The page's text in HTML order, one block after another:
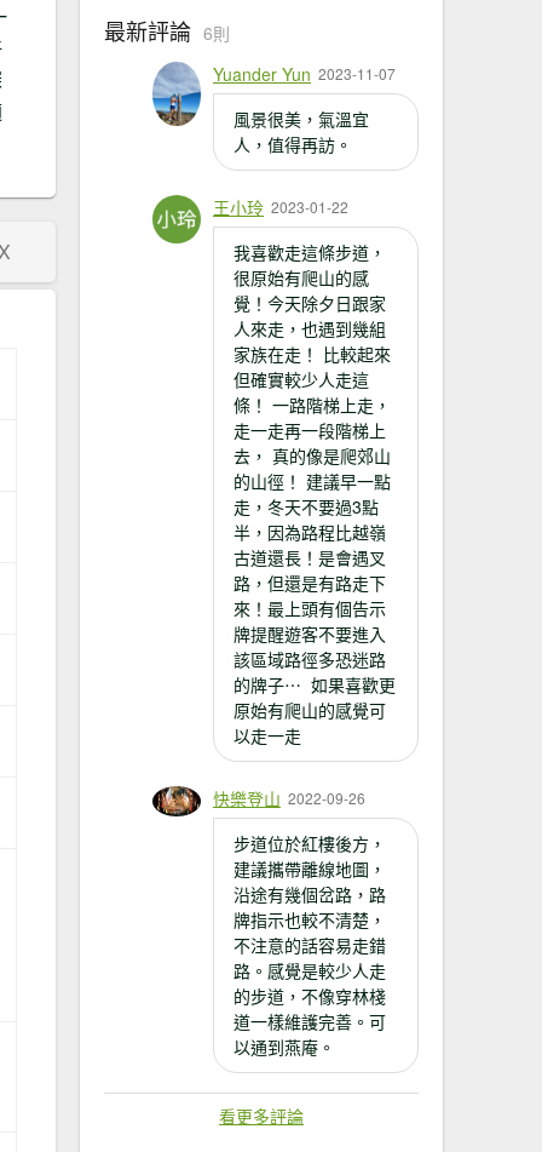
最新評論 6則
Yuander Yun 2023-11-07
風景很美，氣溫宜
人，值得再訪。
王小玲 2023-01-22
我喜歡走這條步道，
很原始有爬山的感
覺！今天除夕日跟家
人來走，也遇到幾組
家族在走！ 比較起來
但確實較少人走這
條！ 一路階梯上走，
走一走再一段階梯上
去， 真的像是爬郊山
的山徑！ 建議早一點
走，冬天不要過3點
半，因為路程比越嶺
古道還長！是會遇叉
路，但還是有路走下
來！最上頭有個告示
牌提醒遊客不要進入
該區域路徑多恐迷路
的牌子⋯ 如果喜歡更
原始有爬山的感覺可
以走一走
快樂登山 2022-09-26
步道位於紅樓後方，
建議攜帶離線地圖，
沿途有幾個岔路，路
牌指示也較不清楚，
不注意的話容易走錯
路。感覺是較少人走
的步道，不像穿林棧
道一樣維護完善。可
以通到燕庵。
看更多評論